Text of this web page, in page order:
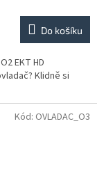
Do košíku
EKT HD
Klidně si
Kód: OVLADAC_O3